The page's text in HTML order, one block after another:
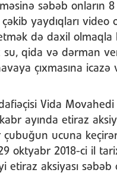
səbəb onların
yaydıqları video
də daxil
qida və dərman
çıxmasına
Vida Movahedi
ayında etiraz
çubuğun ucuna
oktyabr 2018-ci il
etiraz aksiyası səbəb